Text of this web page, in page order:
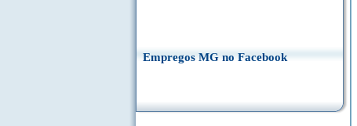
Empregos MG no Facebook